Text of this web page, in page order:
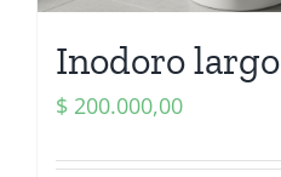
Inodoro largo
$ 200.000,00